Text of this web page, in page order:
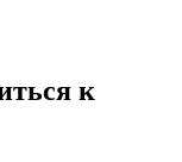
к